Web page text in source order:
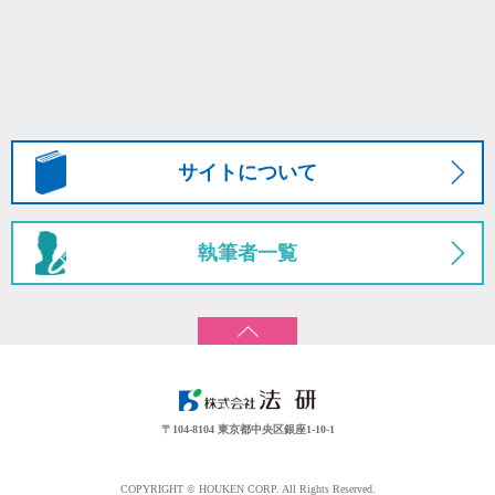
サイトについて
執筆者一覧
〒104-8104 東京都中央区銀座1-10-1
COPYRIGHT © HOUKEN CORP. All Rights Reserved.